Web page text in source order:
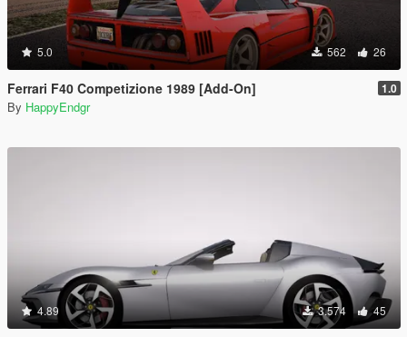
5.0 562 26
Ferrari F40 Competizione 1989 [Add-On] 1.0
By HappyEndgr
4.89 3.574 45